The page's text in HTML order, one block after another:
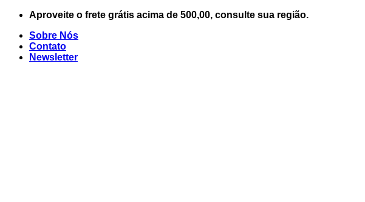
Skip
content
Aproveite o frete grátis acima de 500,00, consulte sua região.
Sobre Nós
Contato
Newsletter